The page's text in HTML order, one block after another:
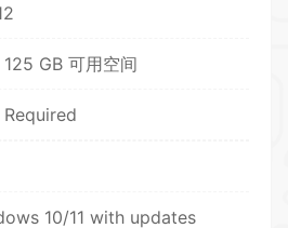
GB 可用空间
Required
10/11 with updates